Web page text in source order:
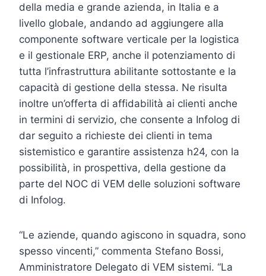
della media e grande azienda, in Italia e a
livello globale, andando ad aggiungere alla
componente software verticale per la logistica
e il gestionale ERP, anche il potenziamento di
tutta l’infrastruttura abilitante sottostante e la
capacità di gestione della stessa. Ne risulta
inoltre un’offerta di affidabilità ai clienti anche
in termini di servizio, che consente a Infolog di
dar seguito a richieste dei clienti in tema
sistemistico e garantire assistenza h24, con la
possibilità, in prospettiva, della gestione da
parte del NOC di VEM delle soluzioni software
di Infolog.
“Le aziende, quando agiscono in squadra, sono
spesso vincenti,” commenta Stefano Bossi,
Amministratore Delegato di VEM sistemi. “La